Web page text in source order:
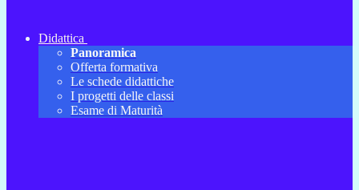
Didattica
Panoramica
Offerta formativa
Le schede didattiche
I progetti delle classi
Esame di Maturità